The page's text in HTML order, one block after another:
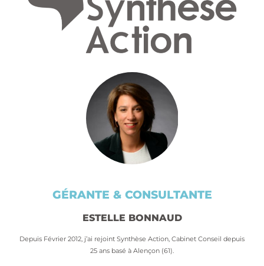
GÉRANTE & CONSULTANTE
ESTELLE BONNAUD
Depuis Février 2012, j’ai rejoint Synthèse Action, Cabinet Conseil depuis
25 ans basé à Alençon (61).